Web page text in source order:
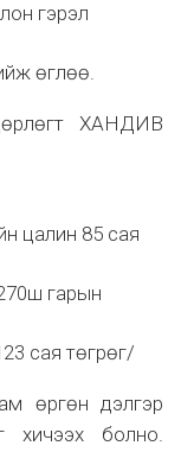
гэрэл
өглөө.
ХАНДИВ
цалин 85 сая
гарын
сая төгрөг/
өргөн дэлгэр
хичээх болно.